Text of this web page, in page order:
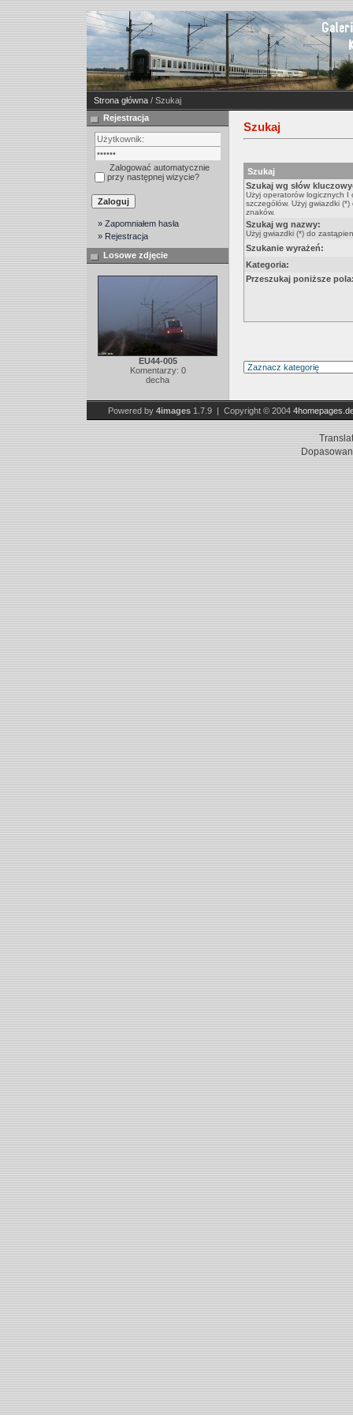
Strona główna / Szukaj
Rejestracja
Zalogować automatycznie
przy następnej wizycie?
» Zapomniałem hasła
» Rejestracja
Losowe zdjęcie
EU44-005
Komentarzy: 0
decha
Szukaj
Szukaj
Szukaj wg słów
Użyj operatorów logicznych I
szczegółów. Użyj gwiazdki
znaków.
Szukaj wg nazwy:
Użyj gwiazdki (*) do
Szukanie wyrażeń:
Kategoria:
Przeszukaj poniższe
Powered by 4images 1.7.9 | Copyright © 2004